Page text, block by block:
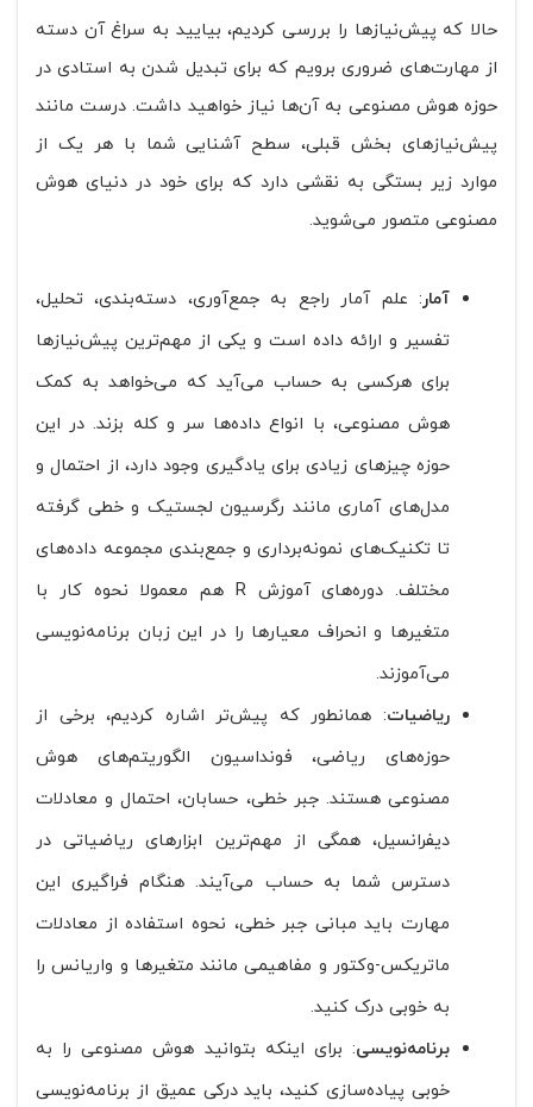
حالا که پیش‌نیازها را بررسی کردیم، بیایید به سراغ آن دسته
از مهارت‌های ضروری برویم که برای تبدیل شدن به استادی در
حوزه هوش مصنوعی به آن‌ها نیاز خواهید داشت. درست مانند
پیش‌نیازهای بخش قبلی، سطح آشنایی شما با هر یک از
موارد زیر بستگی به نقشی دارد که برای خود در دنیای هوش
مصنوعی متصور می‌شوید.
آمار: علم آمار راجع به جمع‌آوری، دسته‌بندی، تحلیل،
تفسیر و ارائه داده است و یکی از مهم‌ترین پیش‌نیازها
برای هرکسی به حساب می‌آید که می‌خواهد به کمک
هوش مصنوعی، با انواع داده‌ها سر و کله بزند. در این
حوزه چیزهای زیادی برای یادگیری وجود دارد، از احتمال و
مدل‌های آماری مانند رگرسیون لجستیک و خطی گرفته
تا تکنیک‌های نمونه‌برداری و جمع‌بندی مجموعه‌ داده‌های
مختلف. دوره‌های آموزش R هم معمولا نحوه کار با
متغیرها و انحراف معیارها را در این زبان برنامه‌نویسی
می‌آموزند.
ریاضیات: همانطور که پیش‌تر اشاره کردیم، برخی از
حوزه‌های ریاضی، فونداسیون الگوریتم‌های هوش
مصنوعی هستند. جبر خطی، حسابان، احتمال و معادلات
دیفرانسیل، همگی از مهم‌ترین ابزارهای ریاضیاتی در
دسترس شما به حساب می‌آیند. هنگام فراگیری این
مهارت باید مبانی جبر خطی، نحوه استفاده از معادلات
ماتریکس-وکتور و مفاهیمی مانند متغیرها و واریانس را
به خوبی درک کنید.
برنامه‌نویسی: برای اینکه بتوانید هوش مصنوعی را به
خوبی پیاده‌سازی کنید، باید درکی عمیق از برنامه‌نویسی